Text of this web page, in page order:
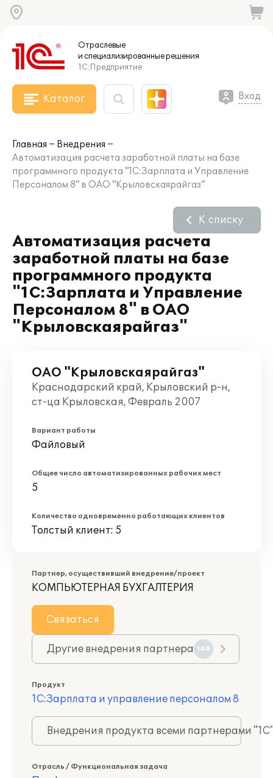
Отраслевые
и специализированныерешения
1С:Предприятие
Каталог Вход
Главная
Внедрения
Автоматизация расчета заработной платы на базе
программного продукта "1С:Зарплата и Управление
Персоналом 8" в ОАО "Крыловскаярайгаз"
Автоматизация расчета
заработной платы на базе
программного продукта
"1С:Зарплата и Управление
Персоналом 8" в ОАО
"Крыловскаярайгаз"
К списку
ОАО "Крыловскаярайгаз"
Краснодарский край, Крыловский р-н,
ст-ца Крыловская, Февраль 2007
Вариант работы
Файловый
Общее число автоматизированных рабочих мест
5
Количество одновременно работающих клиентов
Толстый клиент: 5
Партнер, осуществивший внедрение/проект
КОМПЬЮТЕРНАЯ БУХГАЛТЕРИЯ
Связаться
Другие внедрения партнера 148
Продукт
1С:Зарплата и управление персоналом 8
Внедрения продукта всеми партнерами
Отрасль / Функциональная задача